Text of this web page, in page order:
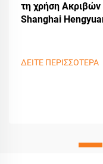
τη χρήση Ακριβών
Shanghai
ΔΕΙΤΕ ΠΕΡΙΣΣΟΤΕΡΑ